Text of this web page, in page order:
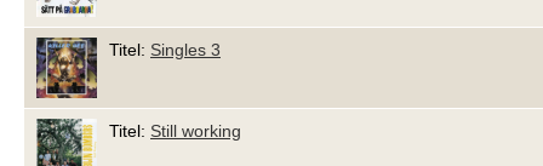
Titel: Singles 3
Titel: Still working